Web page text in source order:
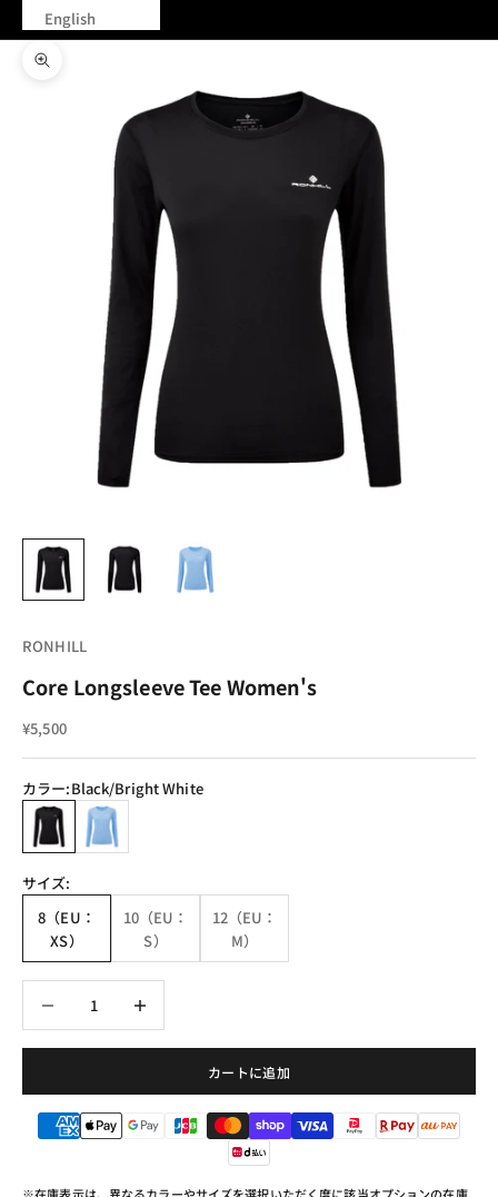
English
ズームイン
RONHILL
Core Longsleeve Tee Women's
セール価格
¥5,500
カラー:Black/Bright White
Black/Bright White
CrnflwrBlue/BrghtWhte
サイズ:
8（EU：
XS）
10（EU：
S）
12（EU：
M）
カートに追加
※在庫表示は、異なるカラーやサイズを選択いただく度に該当オプションの在庫